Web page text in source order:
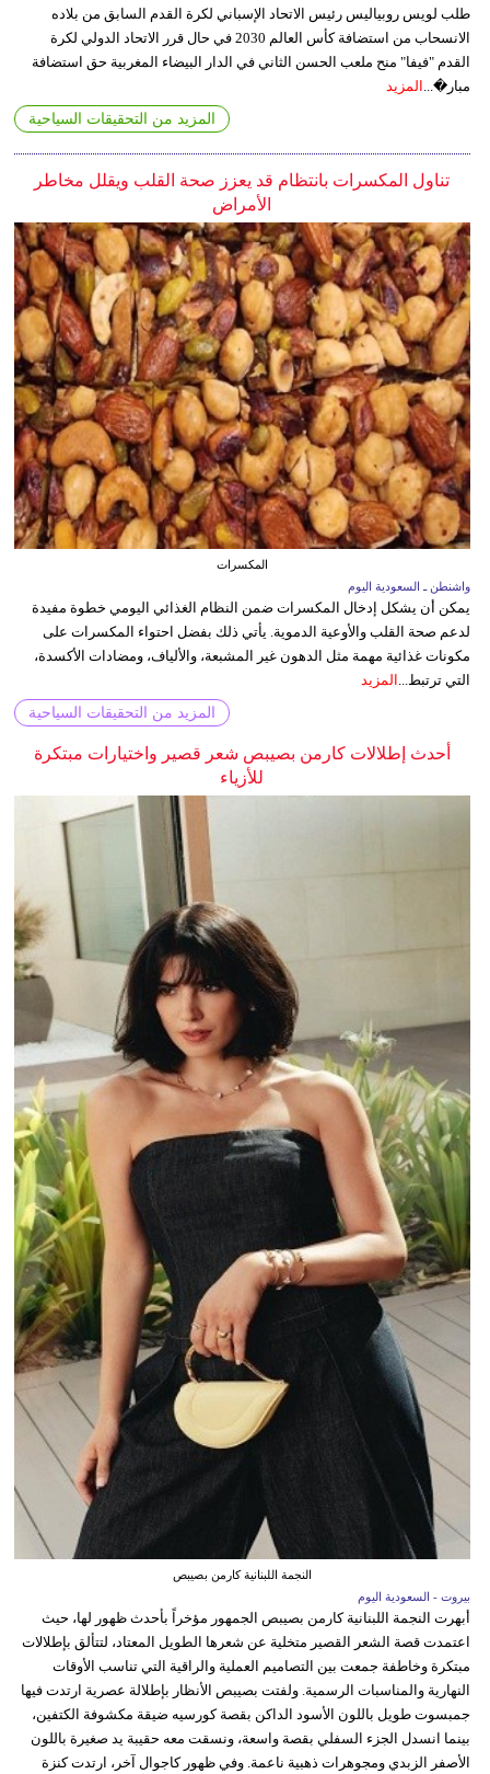
طلب لويس روبياليس رئيس الاتحاد الإسباني لكرة القدم السابق من بلاده
الانسحاب من استضافة كأس العالم 2030 في حال قرر الاتحاد الدولي لكرة
القدم "فيفا" منح ملعب الحسن الثاني في الدار البيضاء المغربية حق استضافة
مبار�...
المزيد
المزيد من التحقيقات السياحية
تناول المكسرات بانتظام قد يعزز صحة القلب ويقلل مخاطر
الأمراض
المكسرات
واشنطن ـ السعودية اليوم
يمكن أن يشكل إدخال المكسرات ضمن النظام الغذائي اليومي خطوة مفيدة
لدعم صحة القلب والأوعية الدموية. يأتي ذلك بفضل احتواء المكسرات على
مكونات غذائية مهمة مثل الدهون غير المشبعة، والألياف، ومضادات الأكسدة،
التي ترتبط... المزيد
المزيد من التحقيقات السياحية
أحدث إطلالات كارمن بصيبص شعر قصير واختيارات مبتكرة
للأزياء
النجمة اللبنانية كارمن بصيبص
بيروت - السعودية اليوم
أبهرت النجمة اللبنانية كارمن بصيبص الجمهور مؤخراً بأحدث ظهور لها، حيث
اعتمدت قصة الشعر القصير متخلية عن شعرها الطويل المعتاد، لتتألق بإطلالات
مبتكرة وخاطفة جمعت بين التصاميم العملية والراقية التي تناسب الأوقات
النهارية والمناسبات الرسمية. ولفتت بصيبص الأنظار بإطلالة عصرية ارتدت فيها
جمبسوت طويل باللون الأسود الداكن بقصة كورسيه ضيقة مكشوفة الكتفين،
بينما انسدل الجزء السفلي بقصة واسعة، ونسقت معه حقيبة يد صغيرة باللون
الأصفر الزبدي ومجوهرات ذهبية ناعمة. وفي ظهور كاجوال آخر، ارتدت كنزة